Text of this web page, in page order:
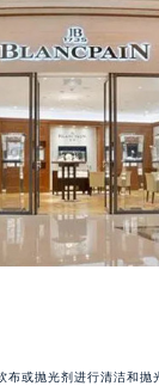
布或抛光剂进行清洁和抛